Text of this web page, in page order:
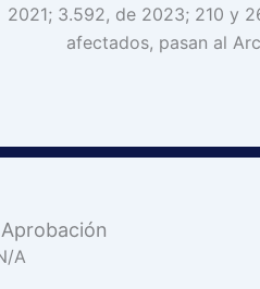
2021; 3.592, de 2023; 210 y
afectados, pasan al
A